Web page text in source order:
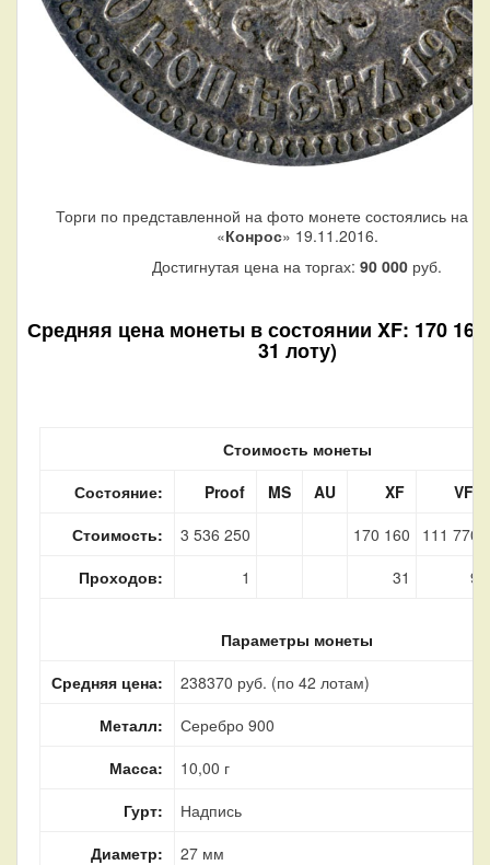
Торги по представленной на фото монете состоялись на
«Конрос» 19.11.2016.
Достигнутая цена на торгах: 90 000 руб.
Средняя цена монеты в состоянии XF: 170
31 лоту)
Стоимость монеты
Состояние:
Proof MS AU XF
VF
Стоимость:
3 536 250 170 160
111 770
Проходов:
1 31 9
Параметры монеты
Средняя цена:
238370 руб. (по 42 лотам)
Металл:
Серебро 900
Масса:
10,00 г
Гурт:
Надпись
Диаметр:
27 мм